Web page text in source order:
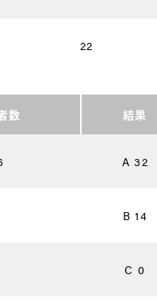
22
数 結果
A 32
B 14
C 0